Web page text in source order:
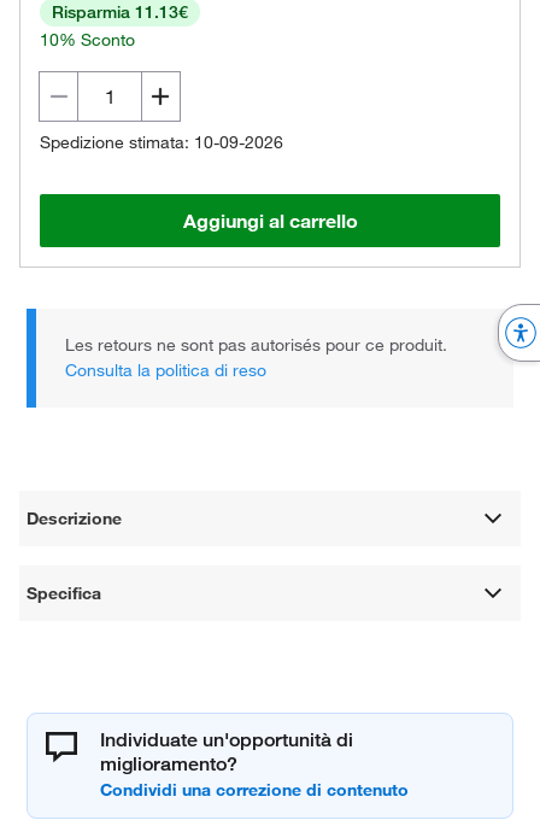
Risparmia 11.13€
10% Sconto
Spedizione stimata: 10-09-2026
Aggiungi al carrello
Les retours ne sont pas autorisés pour ce produit.
Consulta la politica di reso
Descrizione
Specifica
Individuate un'opportunità di
miglioramento?